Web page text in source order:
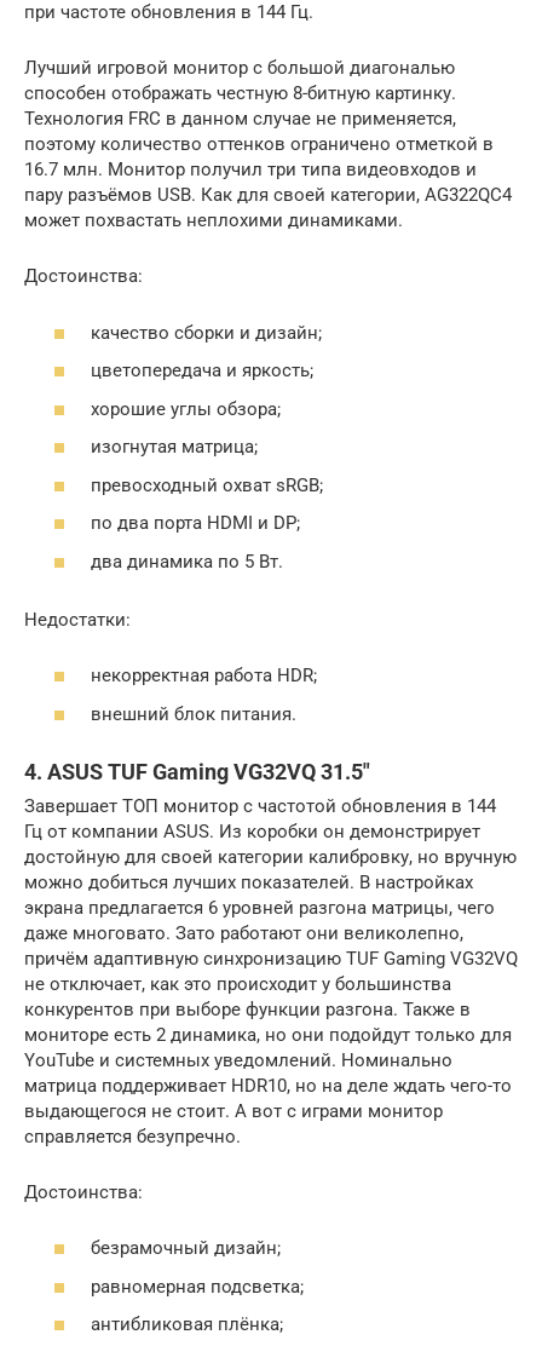
при частоте обновления в 144 Гц.
Лучший игровой монитор с большой диагональю
способен отображать честную 8-битную картинку.
Технология FRC в данном случае не применяется,
поэтому количество оттенков ограничено отметкой в
16.7 млн. Монитор получил три типа видеовходов и
пару разъёмов USB. Как для своей категории, AG322QC4
может похвастать неплохими динамиками.
Достоинства:
качество сборки и дизайн;
цветопередача и яркость;
хорошие углы обзора;
изогнутая матрица;
превосходный охват sRGB;
по два порта HDMI и DP;
два динамика по 5 Вт.
Недостатки:
некорректная работа HDR;
внешний блок питания.
4. ASUS TUF Gaming VG32VQ 31.5″
Завершает ТОП монитор с частотой обновления в 144
Гц от компании ASUS. Из коробки он демонстрирует
достойную для своей категории калибровку, но вручную
можно добиться лучших показателей. В настройках
экрана предлагается 6 уровней разгона матрицы, чего
даже многовато. Зато работают они великолепно,
причём адаптивную синхронизацию TUF Gaming VG32VQ
не отключает, как это происходит у большинства
конкурентов при выборе функции разгона. Также в
мониторе есть 2 динамика, но они подойдут только для
YouTube и системных уведомлений. Номинально
матрица поддерживает HDR10, но на деле ждать чего-то
выдающегося не стоит. А вот с играми монитор
справляется безупречно.
Достоинства:
безрамочный дизайн;
равномерная подсветка;
антибликовая плёнка;